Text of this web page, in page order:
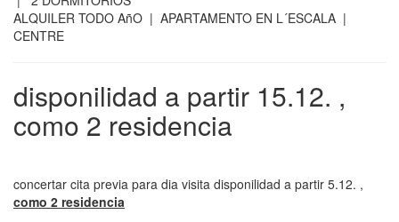
ALQUILER TODO AñO | APARTAMENTO EN L´ESCALA |
CENTRE
disponilidad a partir 15.12. ,
como 2 residencia
concertar cita previa para dia visita disponilidad a partir 5.12. ,
como 2 residencia